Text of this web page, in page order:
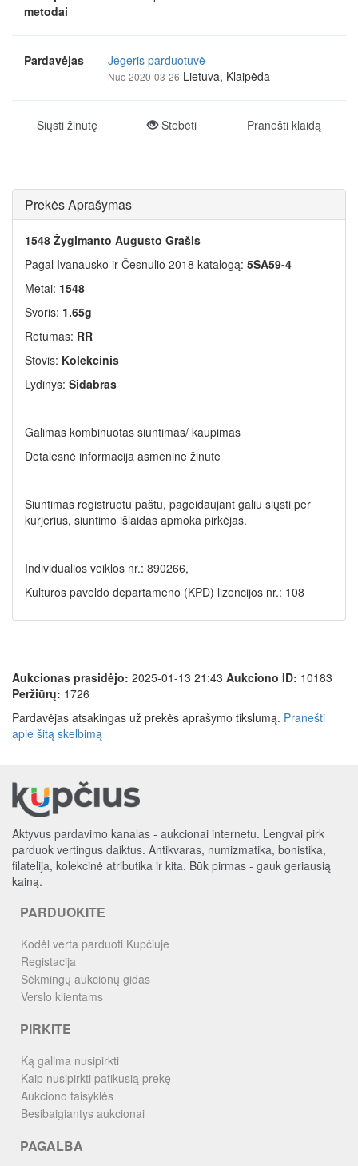
metodai
Pardavėjas Jegeris parduotuvė
Nuo 2020-03-26 Lietuva, Klaipėda
Siųsti žinutę Stebėti Pranešti klaidą
Prekės Aprašymas
1548 Žygimanto Augusto Grašis
Pagal Ivanausko ir Česnulio 2018 katalogą: 5SA59-4
Metai: 1548
Svoris: 1.65g
Retumas: RR
Stovis: Kolekcinis
Lydinys: Sidabras
Galimas kombinuotas siuntimas/ kaupimas
Detalesnė informacija asmenine žinute
Siuntimas registruotu paštu, pageidaujant galiu siųsti per
kurjerius, siuntimo išlaidas apmoka pirkėjas.
Individualios veiklos nr.: 890266,
Kultūros paveldo departameno (KPD) lizencijos nr.: 108
Aukcionas prasidėjo: 2025-01-13 21:43 Aukciono ID: 10183
Peržiūrų: 1726
Pardavėjas atsakingas už prekės aprašymo tikslumą. Pranešti
apie šitą skelbimą
Aktyvus pardavimo kanalas - aukcionai internetu. Lengvai pirk
parduok vertingus daiktus. Antikvaras, numizmatika, bonistika,
filatelija, kolekcinė atributika ir kita. Būk pirmas - gauk geriausią
kainą.
PARDUOKITE
Kodėl verta parduoti Kupčiuje
Registacija
Sėkmingų aukcionų gidas
Verslo klientams
PIRKITE
Ką galima nusipirkti
Kaip nusipirkti patikusią prekę
Aukciono taisyklės
Besibaigiantys aukcionai
PAGALBA